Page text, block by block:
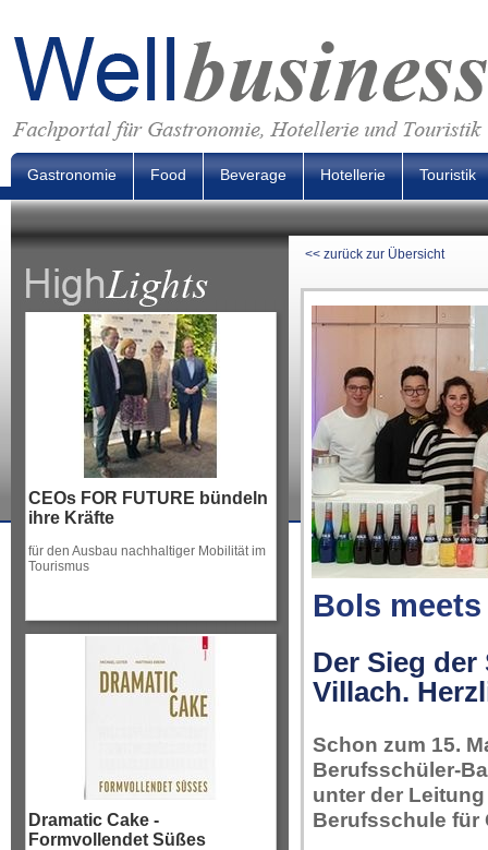
Gastronomie Food Beverage Hotellerie Touristik
CEOs FOR FUTURE bündeln
ihre Kräfte
für den Ausbau nachhaltiger Mobilität im
Tourismus
Dramatic Cake -
Formvollendet Süßes
<< zurück zur Übersicht
Bols
Der Sieg
Villach.
Schon zum 15.
Berufsschüler-
unter der
Berufsschule für